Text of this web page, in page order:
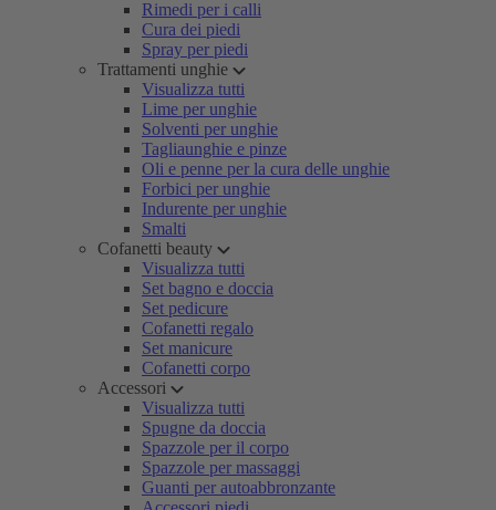
Rimedi per i calli
Cura dei piedi
Spray per piedi
Trattamenti unghie
Visualizza tutti
Lime per unghie
Solventi per unghie
Tagliaunghie e pinze
Oli e penne per la cura delle unghie
Forbici per unghie
Indurente per unghie
Smalti
Cofanetti beauty
Visualizza tutti
Set bagno e doccia
Set pedicure
Cofanetti regalo
Set manicure
Cofanetti corpo
Accessori
Visualizza tutti
Spugne da doccia
Spazzole per il corpo
Spazzole per massaggi
Guanti per autoabbronzante